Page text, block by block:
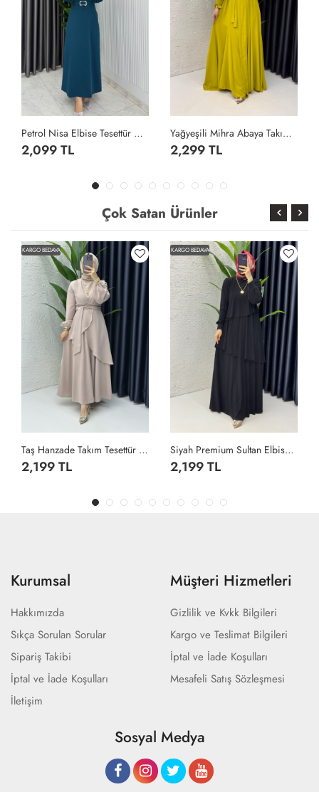
Petrol Nisa Elbise Tesettür Giyim Petrol Yeşili
2,099 TL
Yağyeşili Mihra Abaya Takım Tesettür Giyim Yağ Yeşili
2,299 TL
Çok Satan Ürünler
KARGO BEDAVA
Taş Hanzade Takım Tesettür Giyim Taş Rengi
2,199 TL
KARGO BEDAVA
Siyah Premium Sultan Elbise Tesettür Giyim Siyah
2,199 TL
Kurumsal
Hakkımızda
Sıkça Sorulan Sorular
Sipariş Takibi
İptal ve İade Koşulları
İletişim
Müşteri Hizmetleri
Gizlilik ve Kvkk Bilgileri
Kargo ve Teslimat Bilgileri
İptal ve İade Koşulları
Mesafeli Satış Sözleşmesi
Sosyal Medya